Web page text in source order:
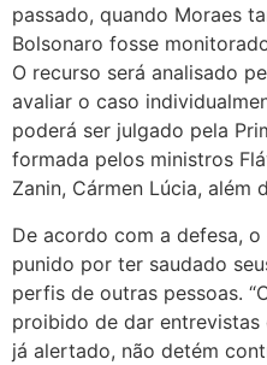
passado, quando Moraes
Bolsonaro fosse
O recurso será analisado
avaliar o caso
poderá ser julgado pela
formada pelos ministros
Zanin, Cármen Lúcia, além
De acordo com a defesa,
punido por ter saudado
perfis de outras pessoas.
proibido de dar entrevistas
já alertado, não detém